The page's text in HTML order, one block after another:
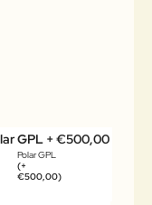
Polar GPL
(+
€500,00)